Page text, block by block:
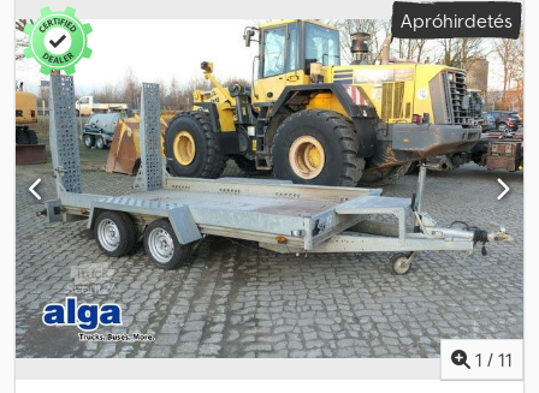
magasság:
, A12 GW26NG000301 Credsym Igwopfx Abxef
Magasrakteres tandem pótkocsi, gyártó: STEMA, típus: SySTEMA
SH .2, össztömeg: 2 700 kg, Magasrakteres, alacsony
vázszerkezettel, 4,01 m x 1,83 m, 10" abroncsok, 100 km/h
engedéllyel Rakodási magasság: 600 mm Az adatok tévedés és
közbenső értékesítés jogát fenntartjuk.
Apróhirdetés
1 / 11